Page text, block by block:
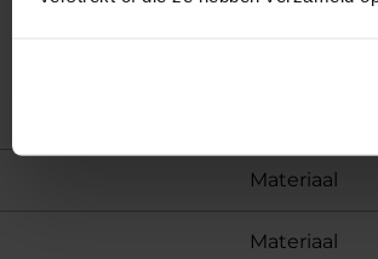
Materiaal
Materiaal